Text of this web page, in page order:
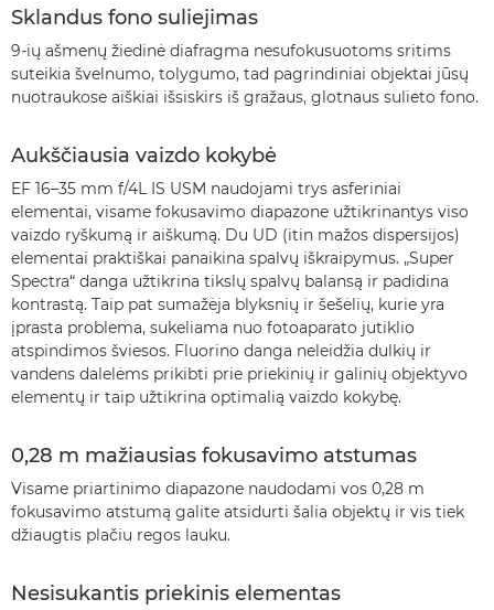
Sklandus fono suliejimas
9-ių ašmenų žiedinė diafragma nesufokusuotoms sritims
suteikia švelnumo, tolygumo, tad pagrindiniai objektai jūsų
nuotraukose aiškiai išsiskirs iš gražaus, glotnaus sulieto fono.
Aukščiausia vaizdo kokybė
EF 16–35 mm f/4L IS USM naudojami trys asferiniai
elementai, visame fokusavimo diapazone užtikrinantys viso
vaizdo ryškumą ir aiškumą. Du UD (itin mažos dispersijos)
elementai praktiškai panaikina spalvų iškraipymus. „Super
Spectra“ danga užtikrina tikslų spalvų balansą ir padidina
kontrastą. Taip pat sumažėja blyksnių ir šešėlių, kurie yra
įprasta problema, sukeliama nuo fotoaparato jutiklio
atspindimos šviesos. Fluorino danga neleidžia dulkių ir
vandens dalelėms prikibti prie priekinių ir galinių objektyvo
elementų ir taip užtikrina optimalią vaizdo kokybę.
0,28 m mažiausias fokusavimo atstumas
Visame priartinimo diapazone naudodami vos 0,28 m
fokusavimo atstumą galite atsidurti šalia objektų ir vis tiek
džiaugtis plačiu regos lauku.
Nesisukantis priekinis elementas